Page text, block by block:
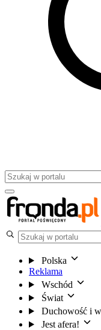
Polska
Reklama
Wschód
Świat
Duchowość i
Jest afera!